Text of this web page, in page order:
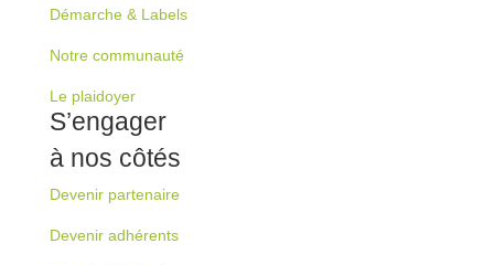
Démarche & Labels
Notre communauté
Le plaidoyer
S’engager
à nos côtés
Devenir partenaire
Devenir adhérents